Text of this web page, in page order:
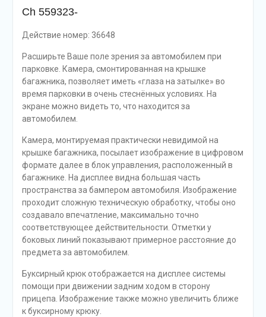
Ch 559323-
Действие номер: 36648
Расширьте Ваше поле зрения за автомобилем при
парковке. Камера, смонтированная на крышке
багажника, позволяет иметь «глаза на затылке» во
время парковки в очень стеснённых условиях. На
экране можно видеть то, что находится за
автомобилем.
Камера, монтируемая практически невидимой на
крышке багажника, посылает изображение в цифровом
формате далее в блок управления, расположенный в
багажнике. На дисплее видна большая часть
пространства за бампером автомобиля. Изображение
проходит сложную техническую обработку, чтобы оно
создавало впечатление, максимально точно
соответствующее действительности. Отметки у
боковых линий показывают примерное расстояние до
предмета за автомобилем.
Буксирный крюк отображается на дисплее системы
помощи при движении задним ходом в сторону
прицепа. Изображение также можно увеличить ближе
к буксирному крюку.